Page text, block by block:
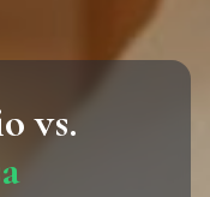
vs.